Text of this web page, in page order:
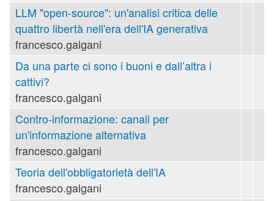
LLM "open-source": un'analisi critica delle
quattro libertà nell'era dell'IA generativa
francesco.galgani
Da una parte ci sono i buoni e dall’altra i
cattivi?
francesco.galgani
Contro-informazione: canali per
un'informazione alternativa
francesco.galgani
Teoria dell'obbligatorietà dell'IA
francesco.galgani